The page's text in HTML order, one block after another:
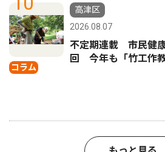
コラム
高津区
2026.08.07
不定期連載 市民健
回 今年も「竹工作